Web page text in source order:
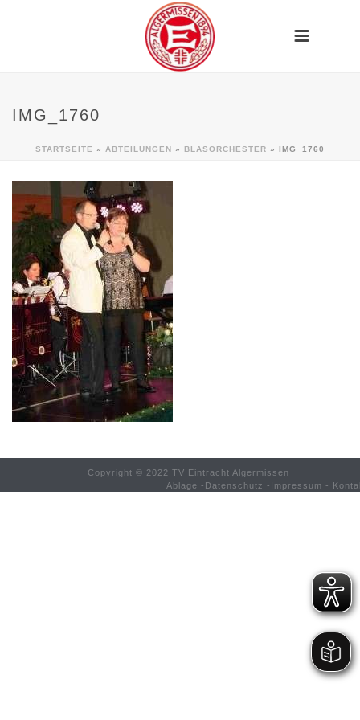
IMG_1760
STARTSEITE » ABTEILUNGEN » BLASORCHESTER » IMG_1760
Copyright © 2022 TV Eintracht Algermissen
Ablage - Datenschutz - Impressum -